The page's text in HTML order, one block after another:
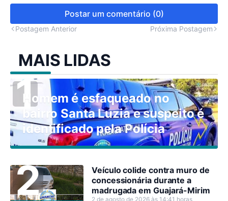
Postar um comentário (0)
Postagem Anterior Próxima Postagem
MAIS LIDAS
Homem é esfaqueado no
bairro Santa Luzia e suspeito é
identificado pela Polícia
Veículo colide contra muro de
concessionária durante a
madrugada em Guajará-Mirim
2 de agosto de 2026 às 14:41 horas